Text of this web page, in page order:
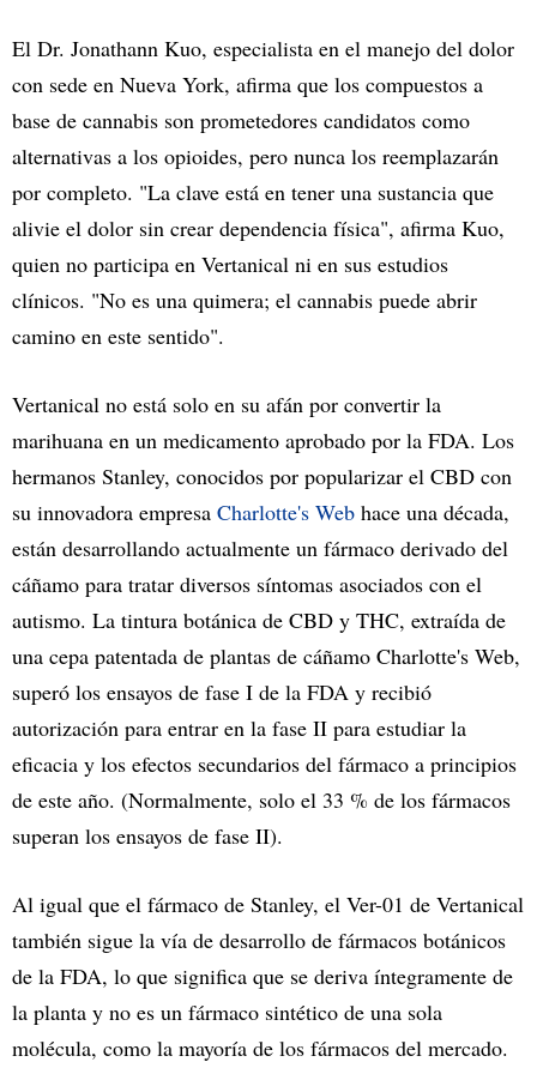
El Dr. Jonathann Kuo, especialista en el manejo del dolor
con sede en Nueva York, afirma que los compuestos a
base de cannabis son prometedores candidatos como
alternativas a los opioides, pero nunca los reemplazarán
por completo. "La clave está en tener una sustancia que
alivie el dolor sin crear dependencia física", afirma Kuo,
quien no participa en Vertanical ni en sus estudios
clínicos. "No es una quimera; el cannabis puede abrir
camino en este sentido".
Vertanical no está solo en su afán por convertir la
marihuana en un medicamento aprobado por la FDA. Los
hermanos Stanley, conocidos por popularizar el CBD con
su innovadora empresa Charlotte's Web hace una década,
están desarrollando actualmente un fármaco derivado del
cáñamo para tratar diversos síntomas asociados con el
autismo. La tintura botánica de CBD y THC, extraída de
una cepa patentada de plantas de cáñamo Charlotte's Web,
superó los ensayos de fase I de la FDA y recibió
autorización para entrar en la fase II para estudiar la
eficacia y los efectos secundarios del fármaco a principios
de este año. (Normalmente, solo el 33 % de los fármacos
superan los ensayos de fase II).
Al igual que el fármaco de Stanley, el Ver-01 de Vertanical
también sigue la vía de desarrollo de fármacos botánicos
de la FDA, lo que significa que se deriva íntegramente de
la planta y no es un fármaco sintético de una sola
molécula, como la mayoría de los fármacos del mercado.